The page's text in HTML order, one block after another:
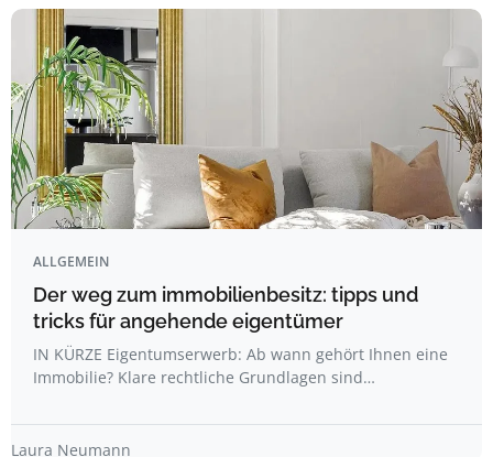
ALLGEMEIN
Der weg zum immobilienbesitz: tipps und
tricks für angehende eigentümer
IN KÜRZE Eigentumserwerb: Ab wann gehört Ihnen eine
Immobilie? Klare rechtliche Grundlagen sind…
Laura Neumann